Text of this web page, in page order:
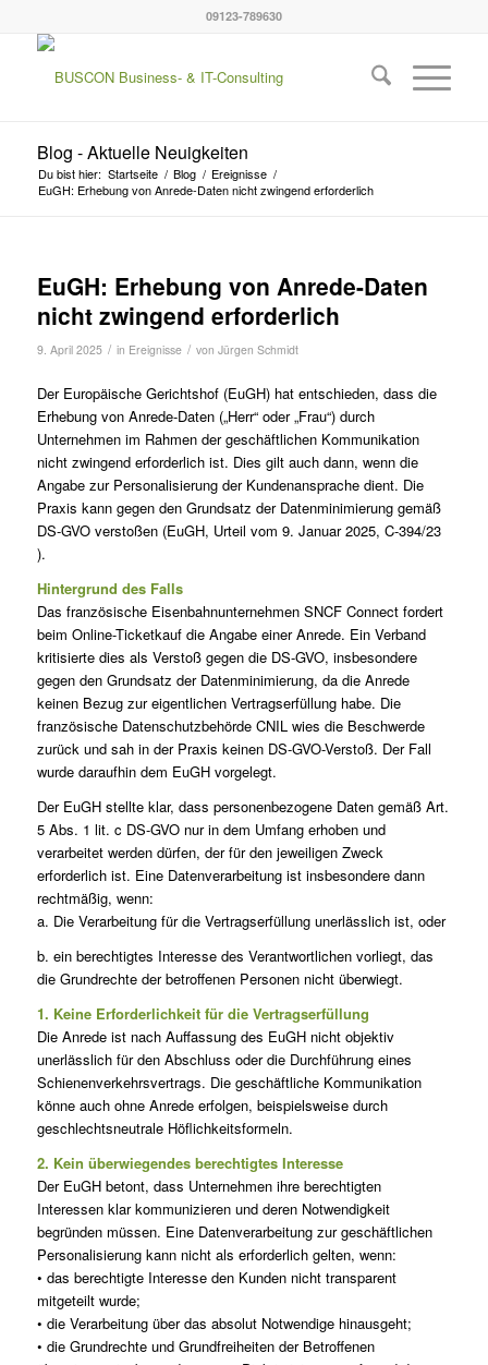
09123-789630
Blog - Aktuelle Neuigkeiten
Du bist hier: Startseite / Blog / Ereignisse /
EuGH: Erhebung von Anrede-Daten nicht zwingend erforderlich
EuGH: Erhebung von Anrede-Daten
nicht zwingend erforderlich
9. April 2025 / in Ereignisse / von Jürgen Schmidt
Der Europäische Gerichtshof (EuGH) hat entschieden, dass die
Erhebung von Anrede-Daten („Herr“ oder „Frau“) durch
Unternehmen im Rahmen der geschäftlichen Kommunikation
nicht zwingend erforderlich ist. Dies gilt auch dann, wenn die
Angabe zur Personalisierung der Kundenansprache dient. Die
Praxis kann gegen den Grundsatz der Datenminimierung gemäß
DS-GVO verstoßen (EuGH, Urteil vom 9. Januar 2025, C-394/23
).
Hintergrund des Falls
Das französische Eisenbahnunternehmen SNCF Connect fordert
beim Online-Ticketkauf die Angabe einer Anrede. Ein Verband
kritisierte dies als Verstoß gegen die DS-GVO, insbesondere
gegen den Grundsatz der Datenminimierung, da die Anrede
keinen Bezug zur eigentlichen Vertragserfüllung habe. Die
französische Datenschutzbehörde CNIL wies die Beschwerde
zurück und sah in der Praxis keinen DS-GVO-Verstoß. Der Fall
wurde daraufhin dem EuGH vorgelegt.
Der EuGH stellte klar, dass personenbezogene Daten gemäß Art.
5 Abs. 1 lit. c DS-GVO nur in dem Umfang erhoben und
verarbeitet werden dürfen, der für den jeweiligen Zweck
erforderlich ist. Eine Datenverarbeitung ist insbesondere dann
rechtmäßig, wenn:
a. Die Verarbeitung für die Vertragserfüllung unerlässlich ist, oder
b. ein berechtigtes Interesse des Verantwortlichen vorliegt, das
die Grundrechte der betroffenen Personen nicht überwiegt.
1. Keine Erforderlichkeit für die Vertragserfüllung
Die Anrede ist nach Auffassung des EuGH nicht objektiv
unerlässlich für den Abschluss oder die Durchführung eines
Schienenverkehrsvertrags. Die geschäftliche Kommunikation
könne auch ohne Anrede erfolgen, beispielsweise durch
geschlechtsneutrale Höflichkeitsformeln.
2. Kein überwiegendes berechtigtes Interesse
Der EuGH betont, dass Unternehmen ihre berechtigten
Interessen klar kommunizieren und deren Notwendigkeit
begründen müssen. Eine Datenverarbeitung zur geschäftlichen
Personalisierung kann nicht als erforderlich gelten, wenn:
• das berechtigte Interesse den Kunden nicht transparent
mitgeteilt wurde;
• die Verarbeitung über das absolut Notwendige hinausgeht;
• die Grundrechte und Grundfreiheiten der Betroffenen